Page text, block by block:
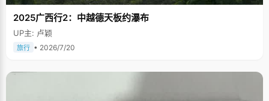
2025广西行2：中越德天板约瀑布
UP主: 卢颖
旅行 • 2026/7/20